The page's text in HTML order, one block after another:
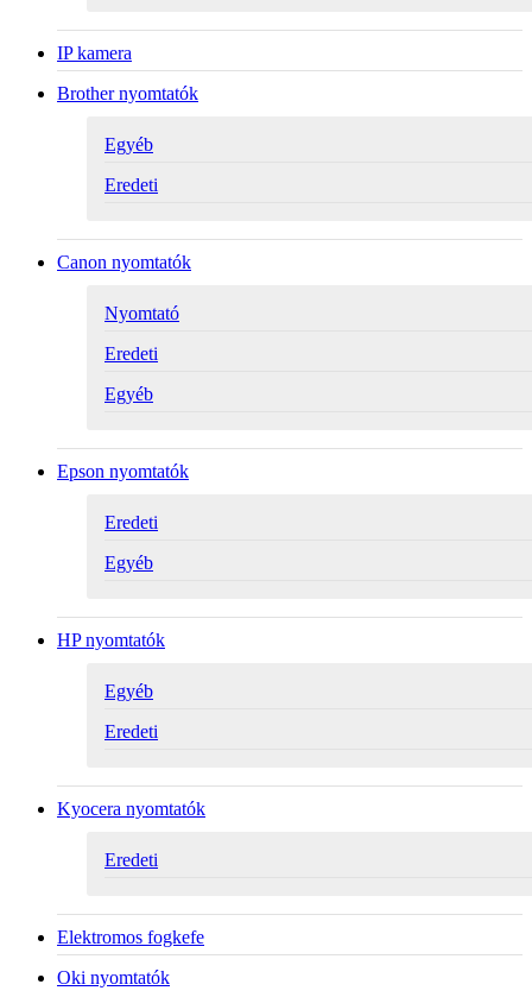
IP kamera
Brother nyomtatók
Egyéb
Eredeti
Canon nyomtatók
Nyomtató
Eredeti
Egyéb
Epson nyomtatók
Eredeti
Egyéb
HP nyomtatók
Egyéb
Eredeti
Kyocera nyomtatók
Eredeti
Elektromos fogkefe
Oki nyomtatók